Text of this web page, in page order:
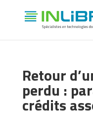
Retour
perdu :
crédits